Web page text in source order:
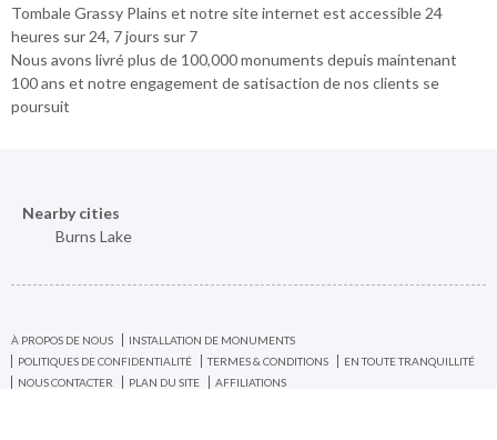
Tombale Grassy Plains et notre site internet est accessible 24
heures sur 24, 7 jours sur 7
Nous avons livré plus de 100,000 monuments depuis maintenant
100 ans et notre engagement de satisaction de nos clients se
poursuit
Nearby cities
Burns Lake
À PROPOS DE NOUS
INSTALLATION DE MONUMENTS
POLITIQUES DE CONFIDENTIALITÉ
TERMES & CONDITIONS
EN TOUTE TRANQUILLITÉ
NOUS CONTACTER
PLAN DU SITE AFFILIATIONS